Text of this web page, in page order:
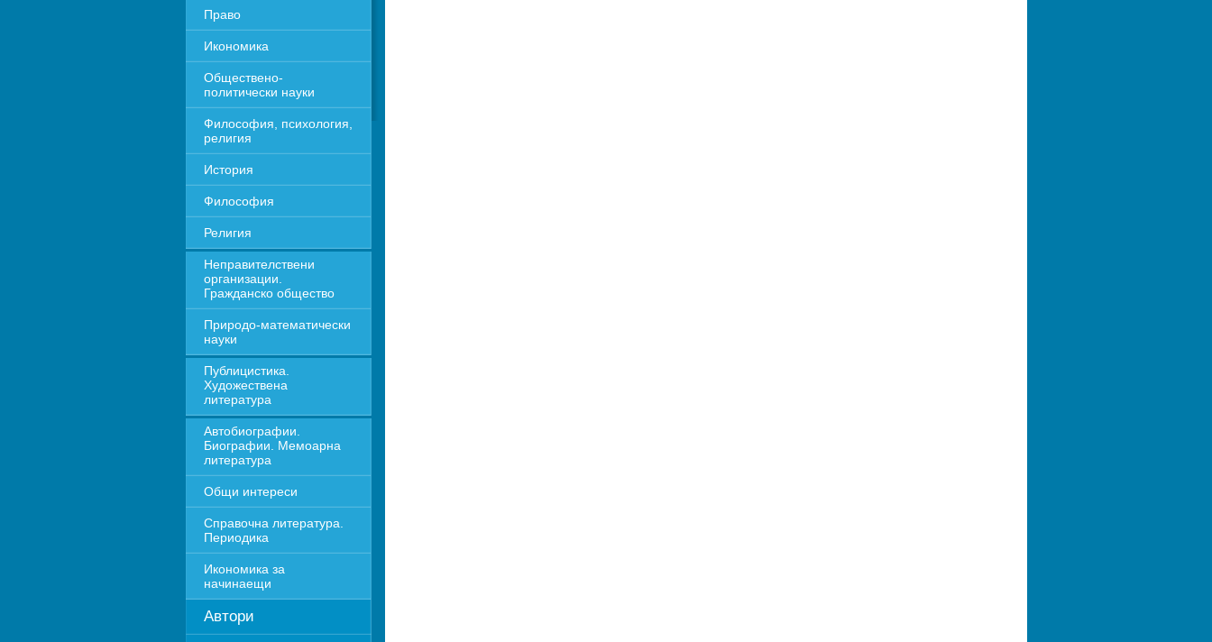
Право
Икономика
Обществено-
политически науки
Философия, психология,
религия
История
Философия
Религия
Неправителствени
организации.
Гражданско общество
Природо-математически
науки
Публицистика.
Художествена
литература
Автобиографии.
Биографии. Мемоарна
литература
Общи интереси
Справочна литература.
Периодика
Икономика за
начинаещи
Автори